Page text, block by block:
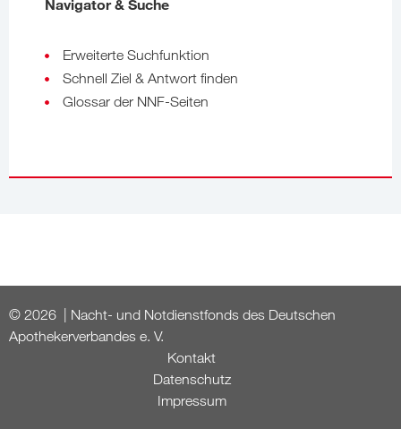
Navigator & Suche
Erweiterte Suchfunktion
Schnell Ziel & Antwort finden
Glossar der NNF-Seiten
© 2026 | Nacht- und Notdienstfonds des Deutschen
Apothekerverbandes e. V.
Kontakt
Datenschutz
Impressum